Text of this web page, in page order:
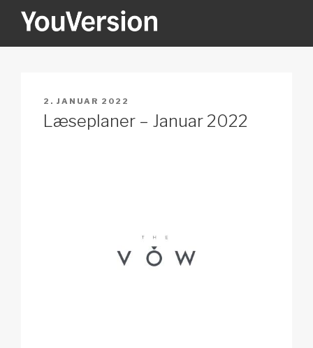
YOUVERSION
UDGIVET
DEN
2. JANUAR 2022
Læseplaner – Januar 2022